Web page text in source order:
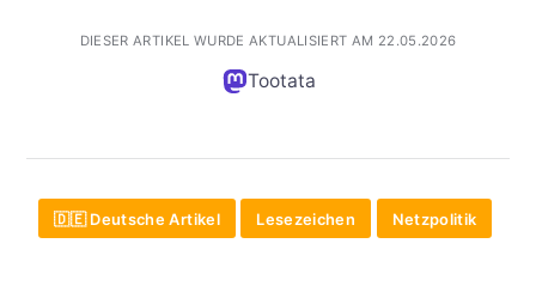
DIESER ARTIKEL WURDE AKTUALISIERT AM 22.05.2026
Tootata
🇩🇪 Deutsche Artikel Lesezeichen Netzpolitik